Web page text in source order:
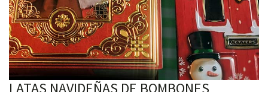
LATAS NAVIDEÑAS DE BOMBONES